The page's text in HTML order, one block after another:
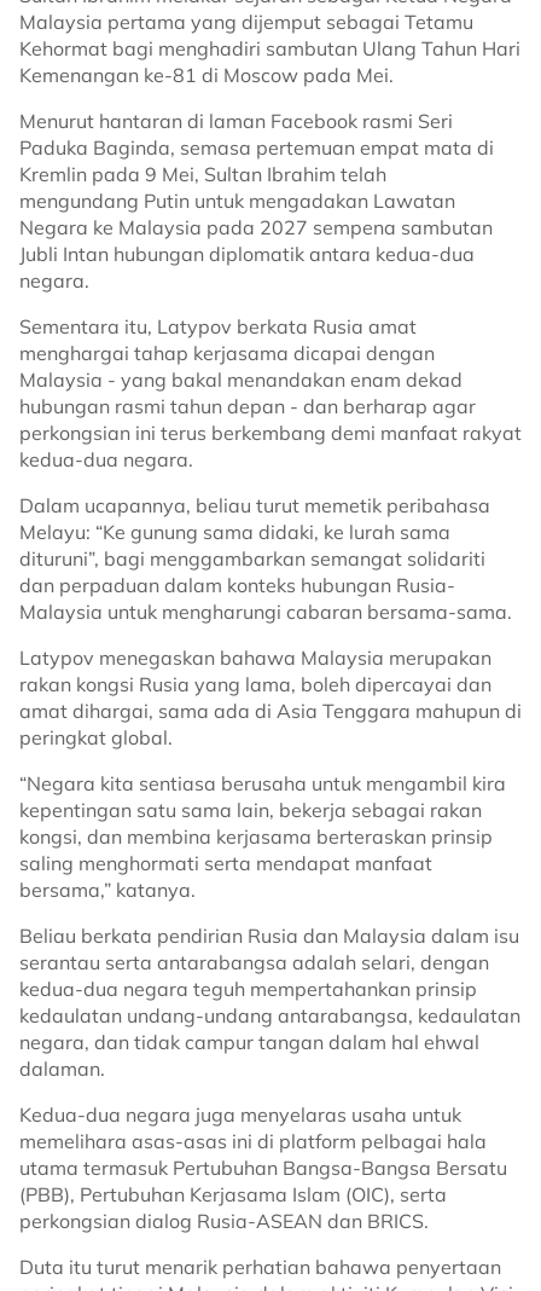
Malaysia pertama yang dijemput sebagai Tetamu
Kehormat bagi menghadiri sambutan Ulang Tahun Hari
Kemenangan ke-81 di Moscow pada Mei.
Menurut hantaran di laman Facebook rasmi Seri
Paduka Baginda, semasa pertemuan empat mata di
Kremlin pada 9 Mei, Sultan Ibrahim telah
mengundang Putin untuk mengadakan Lawatan
Negara ke Malaysia pada 2027 sempena sambutan
Jubli Intan hubungan diplomatik antara kedua-dua
negara.
Sementara itu, Latypov berkata Rusia amat
menghargai tahap kerjasama dicapai dengan
Malaysia - yang bakal menandakan enam dekad
hubungan rasmi tahun depan - dan berharap agar
perkongsian ini terus berkembang demi manfaat rakyat
kedua-dua negara.
Dalam ucapannya, beliau turut memetik peribahasa
Melayu: “Ke gunung sama didaki, ke lurah sama
dituruni”, bagi menggambarkan semangat solidariti
dan perpaduan dalam konteks hubungan Rusia-
Malaysia untuk mengharungi cabaran bersama-sama.
Latypov menegaskan bahawa Malaysia merupakan
rakan kongsi Rusia yang lama, boleh dipercayai dan
amat dihargai, sama ada di Asia Tenggara mahupun di
peringkat global.
“Negara kita sentiasa berusaha untuk mengambil kira
kepentingan satu sama lain, bekerja sebagai rakan
kongsi, dan membina kerjasama berteraskan prinsip
saling menghormati serta mendapat manfaat
bersama,” katanya.
Beliau berkata pendirian Rusia dan Malaysia dalam isu
serantau serta antarabangsa adalah selari, dengan
kedua-dua negara teguh mempertahankan prinsip
kedaulatan undang-undang antarabangsa, kedaulatan
negara, dan tidak campur tangan dalam hal ehwal
dalaman.
Kedua-dua negara juga menyelaras usaha untuk
memelihara asas-asas ini di platform pelbagai hala
utama termasuk Pertubuhan Bangsa-Bangsa Bersatu
(PBB), Pertubuhan Kerjasama Islam (OIC), serta
perkongsian dialog Rusia-ASEAN dan BRICS.
Duta itu turut menarik perhatian bahawa penyertaan